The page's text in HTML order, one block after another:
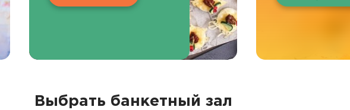
Выбрать банкетный зал